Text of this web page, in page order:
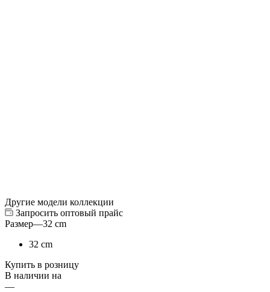
Другие модели коллекции
Запросить оптовый прайс
Размер—32 cm
32 cm
Купить в розницу
В наличии на
—